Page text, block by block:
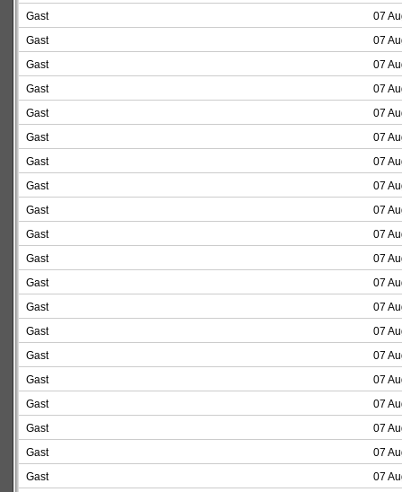
Gast
07
Gast
07
Gast
07
Gast
07
Gast
07
Gast
07
Gast
07
Gast
07
Gast
07
Gast
07
Gast
07
Gast
07
Gast
07
Gast
07
Gast
07
Gast
07
Gast
07
Gast
07
Gast
07
Gast
07